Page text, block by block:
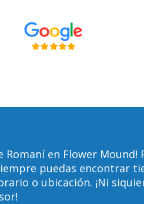
Romaní en Flower Mound!
puedas encontrar
o ubicación. ¡Ni